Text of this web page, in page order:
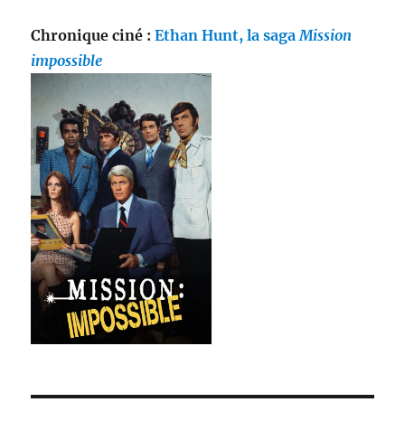
Chronique ciné :Ethan Hunt, la saga Mission
impossible